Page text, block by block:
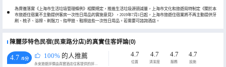
為貫徹落實《上海市生活垃圾管理條例》相關規定，推進生活垃圾源頭減量，上海市文化和旅遊局特制定《關於本
市旅遊住宿業不主動提供客房一次性日用品的實施意見》，2019年7月1日起，上海市旅遊住宿業將不再主動提供牙
刷、梳子、浴擦、剃鬚刀、指甲銼、鞋擦這些一次性日用品。若需要可諮詢酒店。
陳麗莎特色民宿(民東路分店)的真實住客評論(0)
4.7 /5分 100% 的人推薦
永安旅遊評價由真實酒店住客提供的評價。
4.7
位置
4.7
清潔度
4.7
服務
4.7
設施